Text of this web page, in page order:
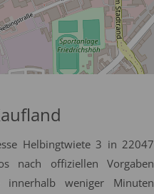
Helbingtwiete 3 in 22047
nach offiziellen Vorgaben
weniger Minuten